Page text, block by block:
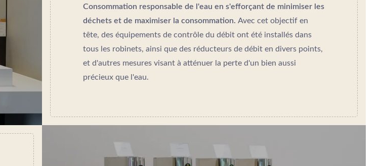
Consommation responsable de l'eau en s'efforçant de minimiser les
déchets et de maximiser la consommation. Avec cet objectif en
tête, des équipements de contrôle du débit ont été installés dans
tous les robinets, ainsi que des réducteurs de débit en divers points,
et d'autres mesures visant à atténuer la perte d'un bien aussi
précieux que l'eau.